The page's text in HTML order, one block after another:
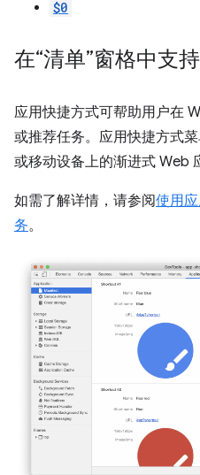
$0
在“清单”窗格中支
应用快捷方式可帮助用户在
或推荐任务。应用快捷方式
或移动设备上的渐进式 Web
如需了解详情，请参阅使用
务。